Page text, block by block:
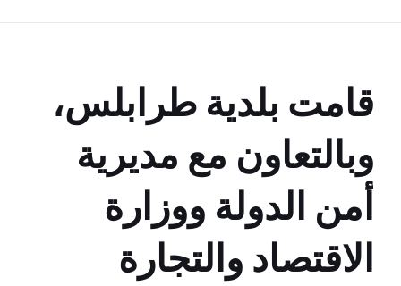
قامت بلدية طرابلس،
وبالتعاون مع مديرية
أمن الدولة ووزارة
الاقتصاد والتجارة